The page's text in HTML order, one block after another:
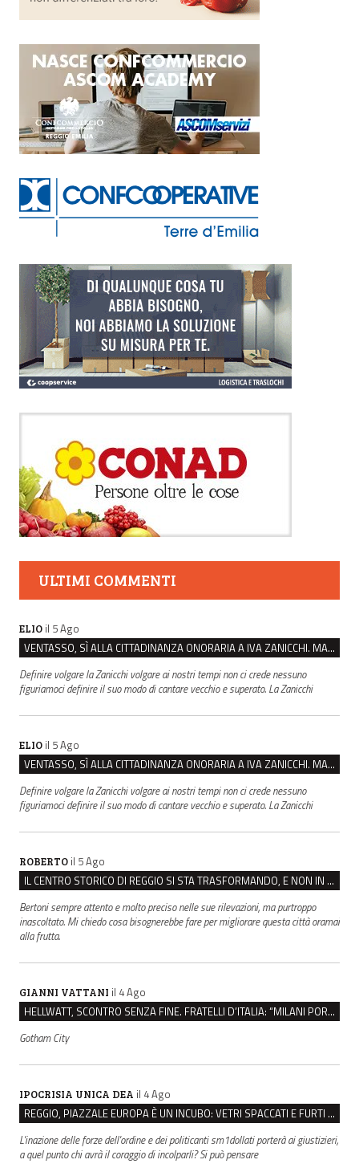
ULTIMI COMMENTI
ELIO il 5 Ago
VENTASSO, SÌ ALLA CITTADINANZA ONORARIA A IVA ZANICCHI. MA BARGIACCHI: “È DI PESSIMO GUSTO”
Definire volgare la Zanicchi volgare ai nostri tempi non ci crede nessuno
figuriamoci definire il suo modo di cantare vecchio e superato. La Zanicchi
ELIO il 5 Ago
VENTASSO, SÌ ALLA CITTADINANZA ONORARIA A IVA ZANICCHI. MA BARGIACCHI: “È DI PESSIMO GUSTO”
Definire volgare la Zanicchi volgare ai nostri tempi non ci crede nessuno
figuriamoci definire il suo modo di cantare vecchio e superato. La Zanicchi
ROBERTO il 5 Ago
IL CENTRO STORICO DI REGGIO SI STA TRASFORMANDO, E NON IN MEGLIO
Bertoni sempre attento e molto preciso nelle sue rilevazioni, ma purtroppo
inascoltato. Mi chiedo cosa bisognerebbe fare per migliorare questa città oramai
alla frutta.
GIANNI VATTANI il 4 Ago
HELLWATT, SCONTRO SENZA FINE. FRATELLI D’ITALIA: “MILANI PORTA DOCUMENTI, DE FRANCO INSULTI”
Gotham City
IPOCRISIA UNICA DEA il 4 Ago
REGGIO, PIAZZALE EUROPA È UN INCUBO: VETRI SPACCATI E FURTI SULLE AUTO IN SOSTA
L'inazione delle forze dell'ordine e dei politicanti sm1dollati porterà ai giustizieri,
a quel punto chi avrà il coraggio di incolparli? Si può pensare